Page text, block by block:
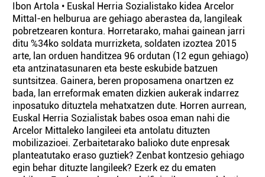
Ibon Artola • Euskal Herria Sozialistako kidea Arcelor
Mittal-en helburua are gehiago aberastea da, langileak
pobretzearen kontura. Horretarako, mahai gainean jarri
ditu %34ko soldata murrizketa, soldaten izoztea 2015
arte, lan orduen handitzea 96 ordutan (12 egun gehiago)
eta antzinatasunaren eta beste eskubide batzuen
suntsitzea. Gainera, beren proposamena onartzen ez
bada, lan erreformak ematen dizkien aukerak indarrez
inposatuko dituztela mehatxatzen dute. Horren aurrean,
Euskal Herria Sozialistak babes osoa eman nahi die
Arcelor Mittaleko langileei eta antolatu dituzten
mobilizazioei. Zerbaitetarako balioko dute enpresak
planteatutako eraso guztiek? Zenbat kontzesio gehiago
egin behar dituzte langileek? Ezerk ez du ematen